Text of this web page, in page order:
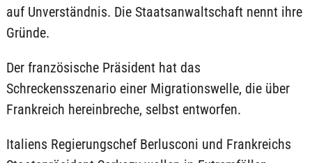
auf Unverständnis. Die Staatsanwaltschaft nennt ihre
Gründe.
Der französische Präsident hat das
Schreckensszenario einer Migrationswelle, die über
Frankreich hereinbreche, selbst entworfen.
Italiens Regierungschef Berlusconi und Frankreichs